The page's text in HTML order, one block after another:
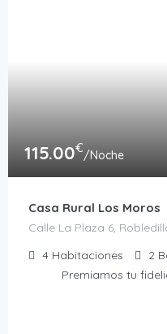
115.00€/Noche
Casa Rural Los Moros
4 Habitaciones 2
Premiamos tu fidelidad 10% de